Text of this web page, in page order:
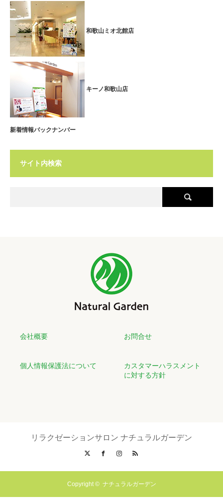
和歌山ミオ北館店
キーノ和歌山店
新着情報バックナンバー
サイト内検索
会社概要 お問合せ
個人情報保護法について
カスタマーハラスメント
に対する方針
リラクゼーションサロン ナチュラルガーデン
FacebookInstagram
Copyright © ナチュラルガーデン